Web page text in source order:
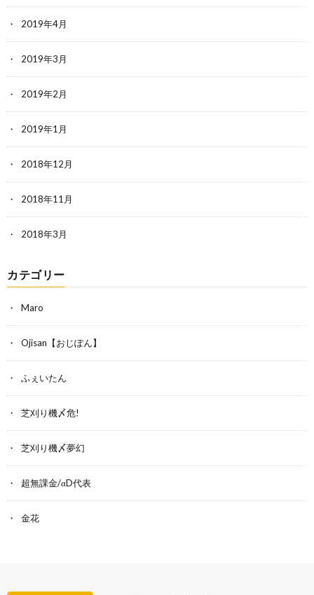
2019年4月
2019年3月
2019年2月
2019年1月
2018年12月
2018年11月
2018年3月
カテゴリー
Maro
Ojisan【おじぽん】
ふぇいたん
芝刈り機〆危!
芝刈り機〆夢幻
超無課金/αD代表
金花